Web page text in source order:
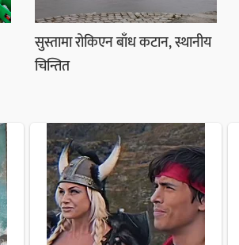
सुस्तामा रोकिएन बाँध कटान, स्थानीय
चिन्तित